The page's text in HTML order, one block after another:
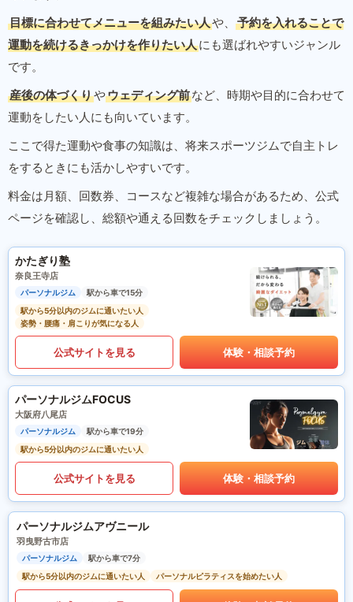
目標に合わせてメニューを組みたい人や、
予約を入れることで
運動を続けるきっかけを作りたい人にも選ばれやすいジャンル
です。
産後の体づくりやウェディング前など、時期や目的に合わせて
運動をしたい人にも向いています。
ここで得た運動や食事の知識は、将来スポーツジムで自主トレ
をするときにも活かしやすいです。
料金は月額、回数券、コースなど複雑な場合があるため、公式
ページを確認し、総額や通える回数をチェックしましょう。
かたぎり塾
奈良王寺店
パーソナルジム
駅から車で15分
駅から5分以内のジムに通いたい人
姿勢・腰痛・肩こりが気になる人
公式サイトを見る 体験・相談予約
パーソナルジムFOCUS
大阪府八尾店
パーソナルジム
駅から車で19分
駅から5分以内のジムに通いたい人
公式サイトを見る 体験・相談予約
パーソナルジムアヴニール
羽曳野古市店
パーソナルジム
駅から車で7分
駅から5分以内のジムに通いたい人
パーソナルピラティスを始めたい人